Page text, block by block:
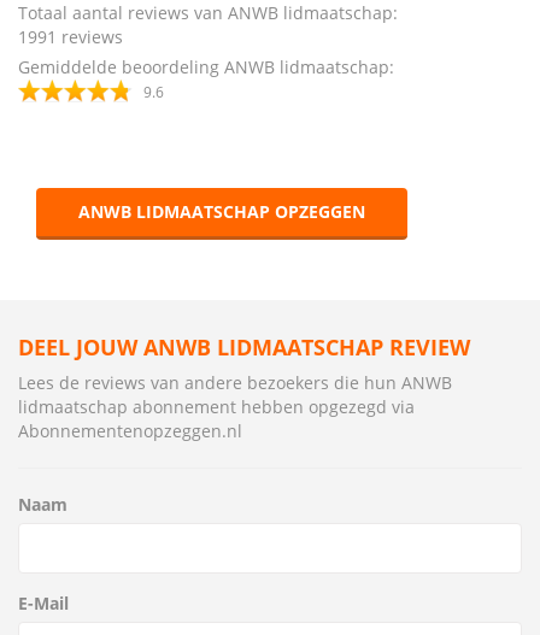
Totaal aantal reviews van ANWB lidmaatschap:
1991 reviews
Gemiddelde beoordeling ANWB lidmaatschap:
9.6
ANWB LIDMAATSCHAP OPZEGGEN
DEEL JOUW ANWB LIDMAATSCHAP REVIEW
Lees de reviews van andere bezoekers die hun ANWB
lidmaatschap abonnement hebben opgezegd via
Abonnementenopzeggen.nl
Naam
E-Mail